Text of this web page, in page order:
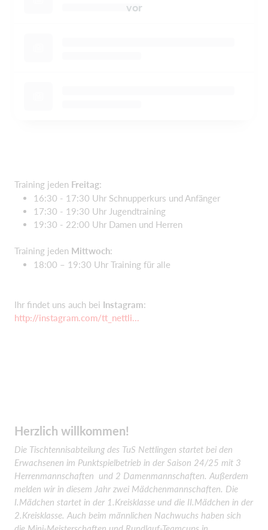
vor
Training jeden Freitag:
16:30 - 17:30 Uhr Schnupperkurs und Anfänger
17:30 - 19:30 Uhr Jugendtraining
19:30 - 22:00 Uhr Damen und Herren
Training jeden Mittwoch:
18:00 – 19:30 Uhr Training für alle
Ihr findet uns auch bei Instagram:
http://instagram.com/tt_nettli...
Herzlich willkommen!
Die Tischtennisabteilung des TuS Nettlingen startet bei den
Erwachsenen im Punktspielbetrieb in der Saison 24/25 mit 3
Herrenmannschaften und 2 Damenmannschaften. Außerdem
melden wir in diesem Jahr zwei Mädchenmannschaften. Die
I.Mädchen startet in der 1.Kreisklasse und die II.Mädchen in der
2.Kreisklasse. Auch beim männlichen Nachwuchs haben sich